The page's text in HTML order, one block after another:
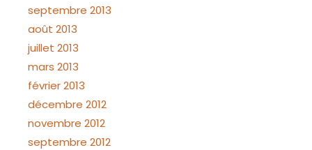
septembre 2013
août 2013
juillet 2013
mars 2013
février 2013
décembre 2012
novembre 2012
septembre 2012